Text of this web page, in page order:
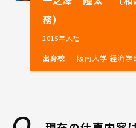
1．スズキ(株)100％出資の直
和歌山県のスズキ総代理店
年間休日は、自動車ディー
務）
2015年入社
出身校 阪南大学 経済